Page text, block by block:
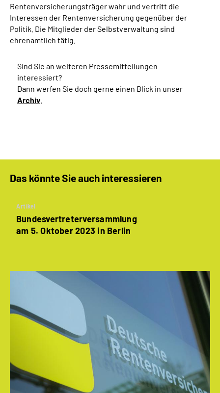
Rentenversicherungsträger wahr und vertritt die
Interessen der Rentenversicherung gegenüber der
Politik. Die Mitglieder der Selbstverwaltung sind
ehrenamtlich tätig.
Sind Sie an weiteren Pressemitteilungen
interessiert?
Dann werfen Sie doch gerne einen Blick in unser
Archiv
Das könnte Sie auch interessieren
Artikel
Bundesvertreterversammlung
am 5. Oktober 2023 in Berlin